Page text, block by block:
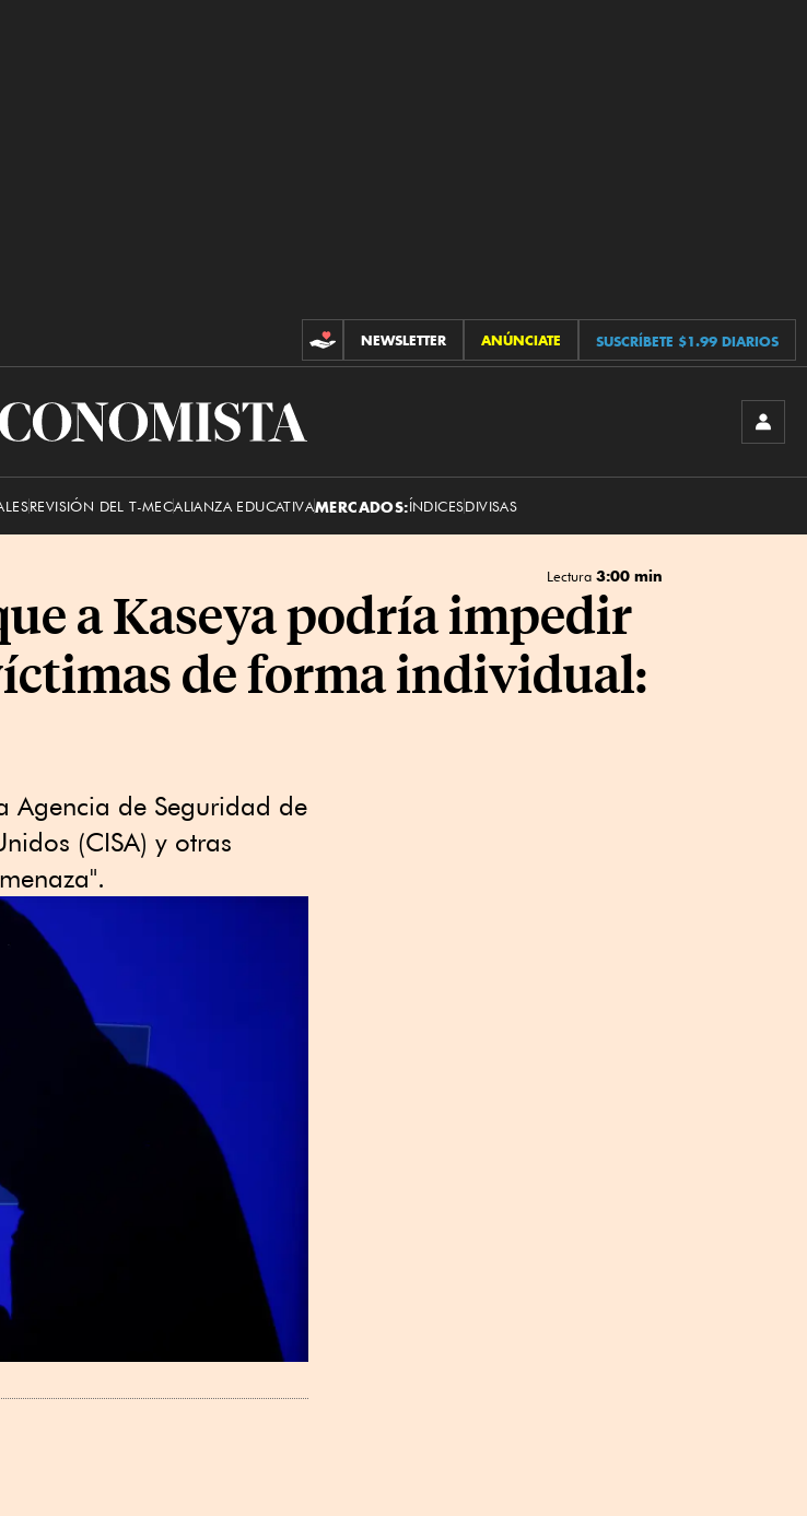
CONTRIBUCIONES
NEWSLETTER ANÚNCIATE SUSCRÍBETE $1.99 DIARIOS
El
REVISIÓN DEL T-MECALIANZA EDUCATIVAMERCADOS:ÍNDICESDIVISAS
Lectura 3:00 min
a Kaseya podría impedir
de forma individual:
Agencia de Seguridad de
(CISA) y otras